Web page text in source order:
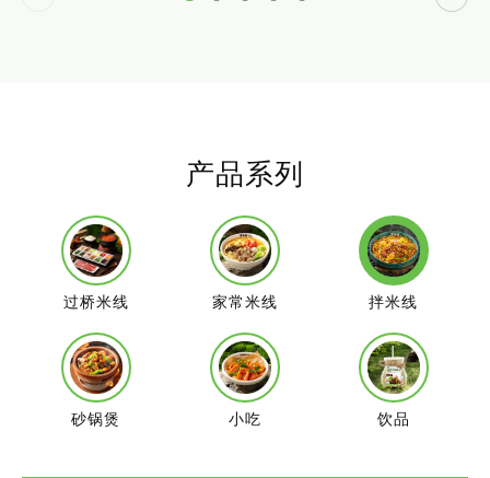
产品系列
过桥米线 家常米线 拌米线
砂锅煲 小吃 饮品